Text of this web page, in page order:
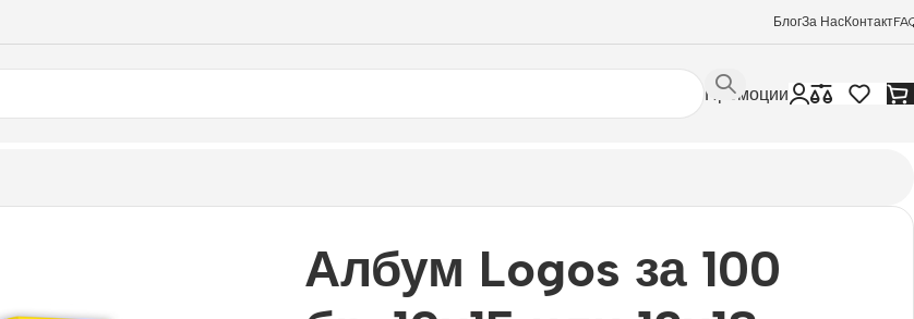
БлогЗа НасКонтакт
Промоции
Албум Logos за 100